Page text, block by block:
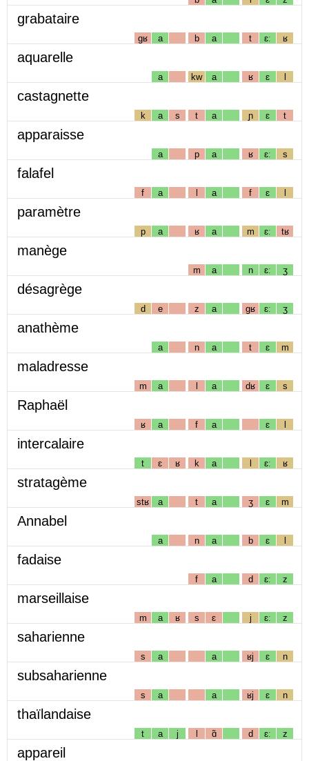
grabataire
gʁ a b a t ɛː ʁ
aquarelle
a kw a ʁ ɛ l
castagnette
k a s t a ɲ ɛ t
apparaisse
a p a ʁ ɛː s
falafel
f a l a f ɛ l
paramètre
p a ʁ a m ɛː tʁ
manège
m a n ɛː ʒ
désagrège
d e z a gʁ ɛː ʒ
anathème
a n a t ɛ m
maladresse
m a l a dʁ ɛ s
Raphaël
ʁ a f a ɛ l
intercalaire
t ɛ ʁ k a l ɛː ʁ
stratagème
stʁ a t a ʒ ɛ m
Annabel
a n a b ɛ l
fadaise
f a d ɛː z
marseillaise
m a ʁ s ɛ j ɛː z
saharienne
s a a ʁj ɛ n
subsaharienne
s a a ʁj ɛ n
thaïlandaise
t a j l ɑ̃ d ɛː z
appareil